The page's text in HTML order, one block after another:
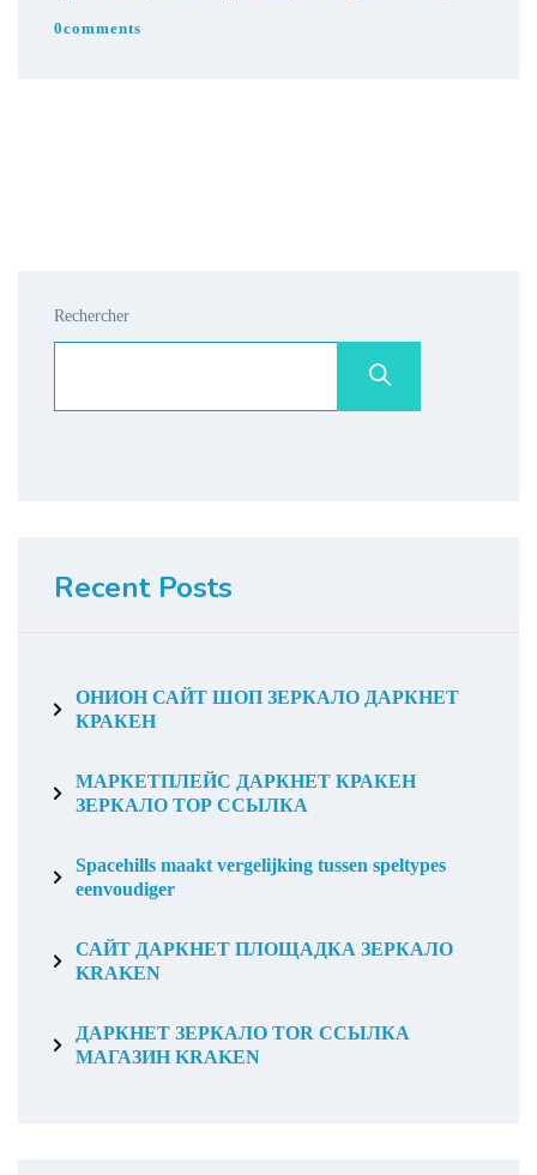
0comments
Rechercher
Recent Posts
ОНИОН САЙТ ШОП ЗЕРКАЛО ДАРКНЕТ
КРАКЕН
МАРКЕТПЛЕЙС ДАРКНЕТ КРАКЕН
ЗЕРКАЛО ТОР ССЫЛКА
Spacehills maakt vergelijking tussen speltypes
eenvoudiger
САЙТ ДАРКНЕТ ПЛОЩАДКА ЗЕРКАЛО
KRAKEN
ДАРКНЕТ ЗЕРКАЛО TOR ССЫЛКА
МАГАЗИН KRAKEN